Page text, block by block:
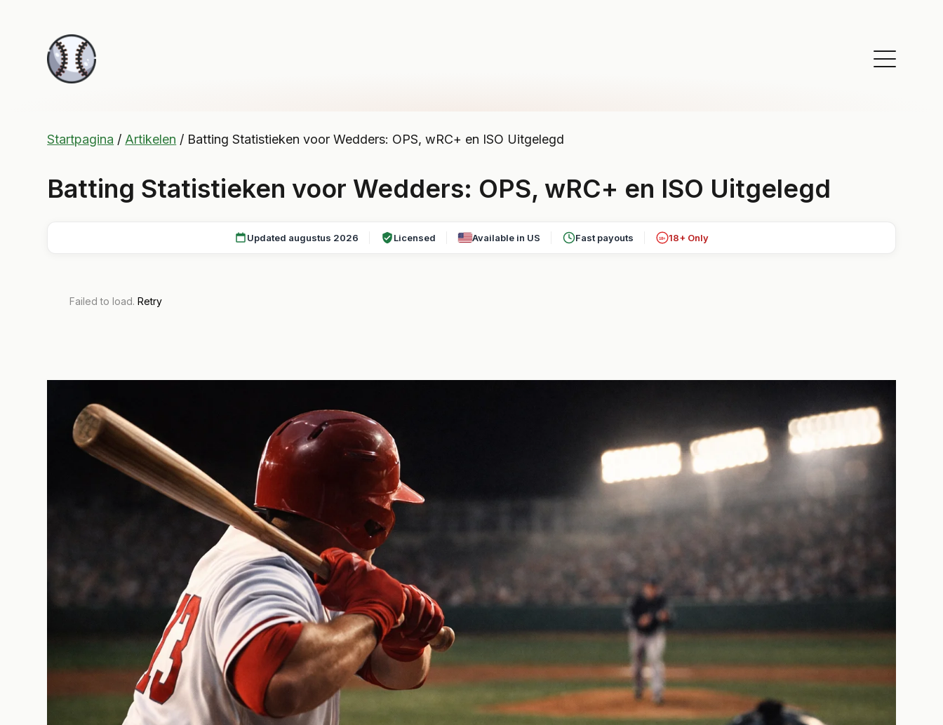
Startpagina / Artikelen / Batting Statistieken voor Wedders: OPS, wRC+ en ISO Uitgelegd
Batting Statistieken voor Wedders: OPS, wRC+ en ISO Uitgelegd
Updated augustus 2026 Licensed Available in US Fast payouts 18+ 18+ Only
Failed to load.Retry